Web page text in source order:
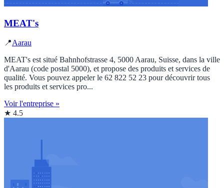
MEAT's
📍Aarau
MEAT's est situé Bahnhofstrasse 4, 5000 Aarau, Suisse, dans la ville
d'Aarau (code postal 5000), et propose des produits et services de
qualité. Vous pouvez appeler le 62 822 52 23 pour découvrir tous
les produits et services pro...
Voir l'entreprise »
★ 4.5